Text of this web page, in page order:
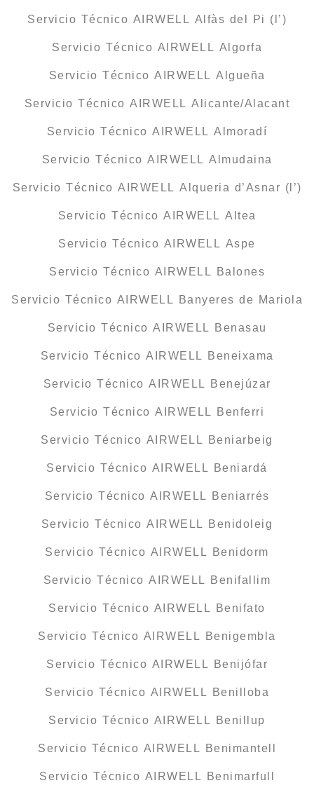
Servicio Técnico AIRWELL Alfàs del Pi (l’)
Servicio Técnico AIRWELL Algorfa
Servicio Técnico AIRWELL Algueña
Servicio Técnico AIRWELL Alicante/Alacant
Servicio Técnico AIRWELL Almoradí
Servicio Técnico AIRWELL Almudaina
Servicio Técnico AIRWELL Alqueria d’Asnar (l’)
Servicio Técnico AIRWELL Altea
Servicio Técnico AIRWELL Aspe
Servicio Técnico AIRWELL Balones
Servicio Técnico AIRWELL Banyeres de Mariola
Servicio Técnico AIRWELL Benasau
Servicio Técnico AIRWELL Beneixama
Servicio Técnico AIRWELL Benejúzar
Servicio Técnico AIRWELL Benferri
Servicio Técnico AIRWELL Beniarbeig
Servicio Técnico AIRWELL Beniardá
Servicio Técnico AIRWELL Beniarrés
Servicio Técnico AIRWELL Benidoleig
Servicio Técnico AIRWELL Benidorm
Servicio Técnico AIRWELL Benifallim
Servicio Técnico AIRWELL Benifato
Servicio Técnico AIRWELL Benigembla
Servicio Técnico AIRWELL Benijófar
Servicio Técnico AIRWELL Benilloba
Servicio Técnico AIRWELL Benillup
Servicio Técnico AIRWELL Benimantell
Servicio Técnico AIRWELL Benimarfull